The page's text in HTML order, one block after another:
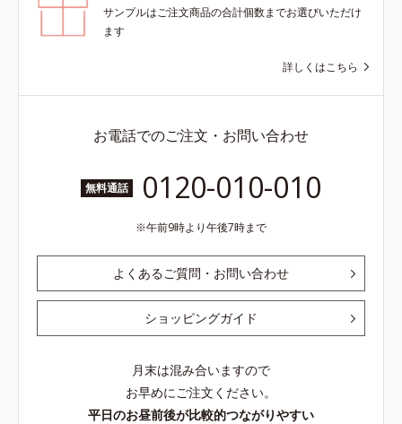
サンプルはご注文商品の合計個数までお選びいただけ
ます
詳しくはこちら
お電話でのご注文・お問い合わせ
無料通話 0120-010-010
午前9時より午後7時まで
よくあるご質問・お問い合わせ
ショッピングガイド
月末は混み合いますので
お早めにご注文ください。
平日のお昼前後が比較的つながりやすい